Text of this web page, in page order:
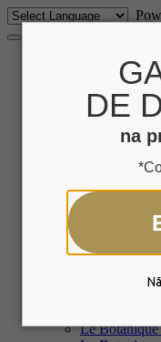
DE
na
(11) 2997-1093
🌎 Idiomas
Le